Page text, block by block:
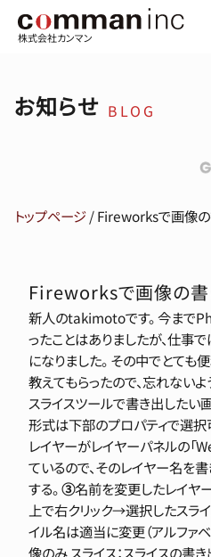
株式会社カンマン
お知らせ BLOG
トップページ/Fireworksで画像
Fireworksで画像の書
新人のtakimotoです。 今ま
ったことはありましたが、仕事
になりました。 その中でとて
教えてもらったので、忘れないよ
スライスツールで書き出したい
形式は下部のプロパティで選択
レイヤーがレイヤーパネルの「
ているので、そのレイヤー名を
する。③名前を変更したレイヤ
上で右クリック→選択したスラ
イル名は適当に変更（アルファ
像のみ スライス：スライスの書